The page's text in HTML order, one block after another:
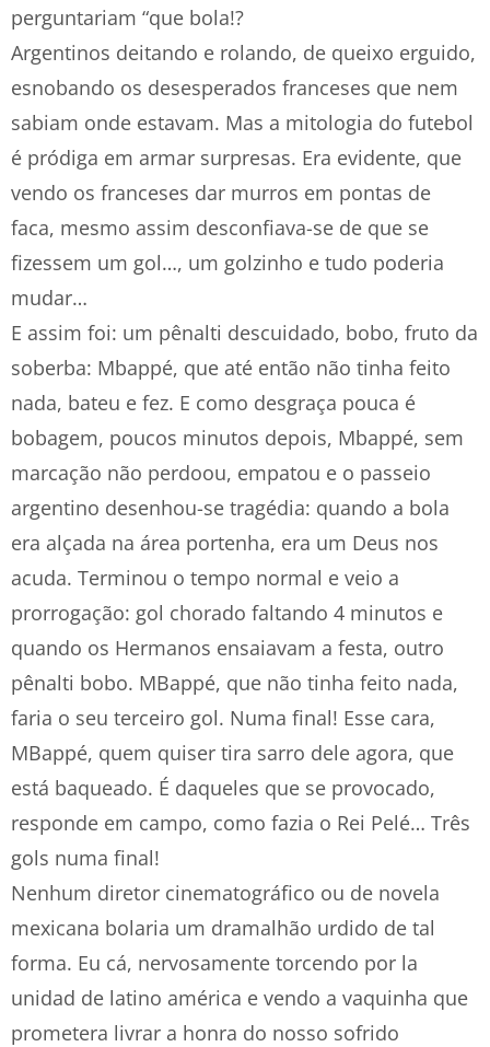
perguntariam “que bola!?
Argentinos deitando e rolando, de queixo erguido,
esnobando os desesperados franceses que nem
sabiam onde estavam. Mas a mitologia do futebol
é pródiga em armar surpresas. Era evidente, que
vendo os franceses dar murros em pontas de
faca, mesmo assim desconfiava-se de que se
fizessem um gol…, um golzinho e tudo poderia
mudar…
E assim foi: um pênalti descuidado, bobo, fruto da
soberba: Mbappé, que até então não tinha feito
nada, bateu e fez. E como desgraça pouca é
bobagem, poucos minutos depois, Mbappé, sem
marcação não perdoou, empatou e o passeio
argentino desenhou-se tragédia: quando a bola
era alçada na área portenha, era um Deus nos
acuda. Terminou o tempo normal e veio a
prorrogação: gol chorado faltando 4 minutos e
quando os Hermanos ensaiavam a festa, outro
pênalti bobo. MBappé, que não tinha feito nada,
faria o seu terceiro gol. Numa final! Esse cara,
MBappé, quem quiser tira sarro dele agora, que
está baqueado. É daqueles que se provocado,
responde em campo, como fazia o Rei Pelé… Três
gols numa final!
Nenhum diretor cinematográfico ou de novela
mexicana bolaria um dramalhão urdido de tal
forma. Eu cá, nervosamente torcendo por la
unidad de latino américa e vendo a vaquinha que
prometera livrar a honra do nosso sofrido